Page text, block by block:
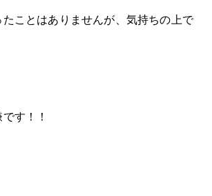
ことはありませんが、気持ちの上で
す！！